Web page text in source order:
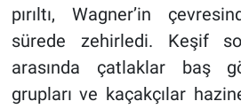
pırıltı, Wagner’in
sürede zehirledi. Keşif
arasında çatlaklar baş
grupları ve kaçakçılar